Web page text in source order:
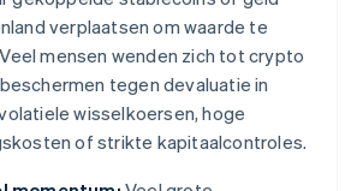
verplaatsen om waarde te
mensen wenden zich tot crypto
tegen devaluatie in
wisselkoersen, hoge
of strikte kapitaalcontroles.